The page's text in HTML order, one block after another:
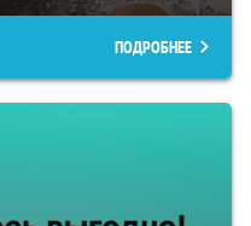
ПОДРОБНЕЕ